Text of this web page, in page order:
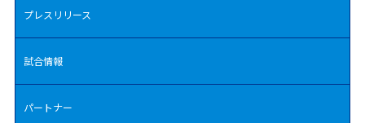
プレスリリース
試合情報
パートナー